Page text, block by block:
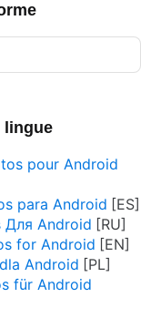
lingue
pour Android
para Android
Для Android
for Android
Android
für Android